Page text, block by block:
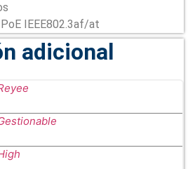
IEEE802.3af/at
adicional